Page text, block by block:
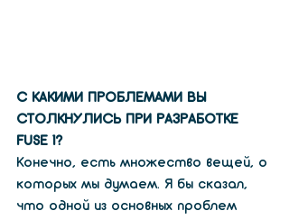
С КАКИМИ ПРОБЛЕМАМИ ВЫ
СТОЛКНУЛИСЬ ПРИ РАЗРАБОТКЕ
FUSE 1?
Конечно, есть множество вещей, о
которых мы думаем. Я бы сказал,
что одной из основных проблем